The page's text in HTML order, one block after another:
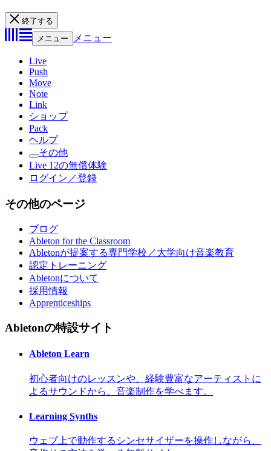
終了する
メニュー
メニュー
Live
Push
Move
Note
Link
ショップ
Pack
ヘルプ
その他
Live 12の無償体験
ログイン／登録
その他のページ
ブログ
Ableton for the Classroom
Abletonが提案する専門学校／大学向け音楽教育
認定トレーニング
Abletonについて
採用情報
Apprenticeships
Abletonの特設サイト
Ableton Learn
初心者向けのレッスンや、経験豊富なアーティストに
よるサウンドから、音楽制作を学べます。
Learning Synths
ウェブ上で動作するシンセサイザーを操作しながら、